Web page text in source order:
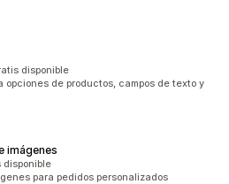
disponible
opciones de productos, campos de texto y
imágenes
disponible
para pedidos personalizados